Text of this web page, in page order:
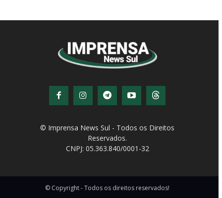
© Imprensa News Sul - Todos os Direitos
Reservados.
CNPJ: 05.363.840/0001-32
© Copyright - Todos os direitos reservados!